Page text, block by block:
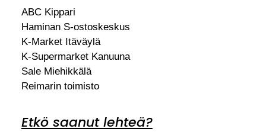
ABC Kippari
Haminan S-ostoskeskus
K-Market Itäväylä
K-Supermarket Kanuuna
Sale Miehikkälä
Reimarin toimisto
Etkö saanut lehteä?